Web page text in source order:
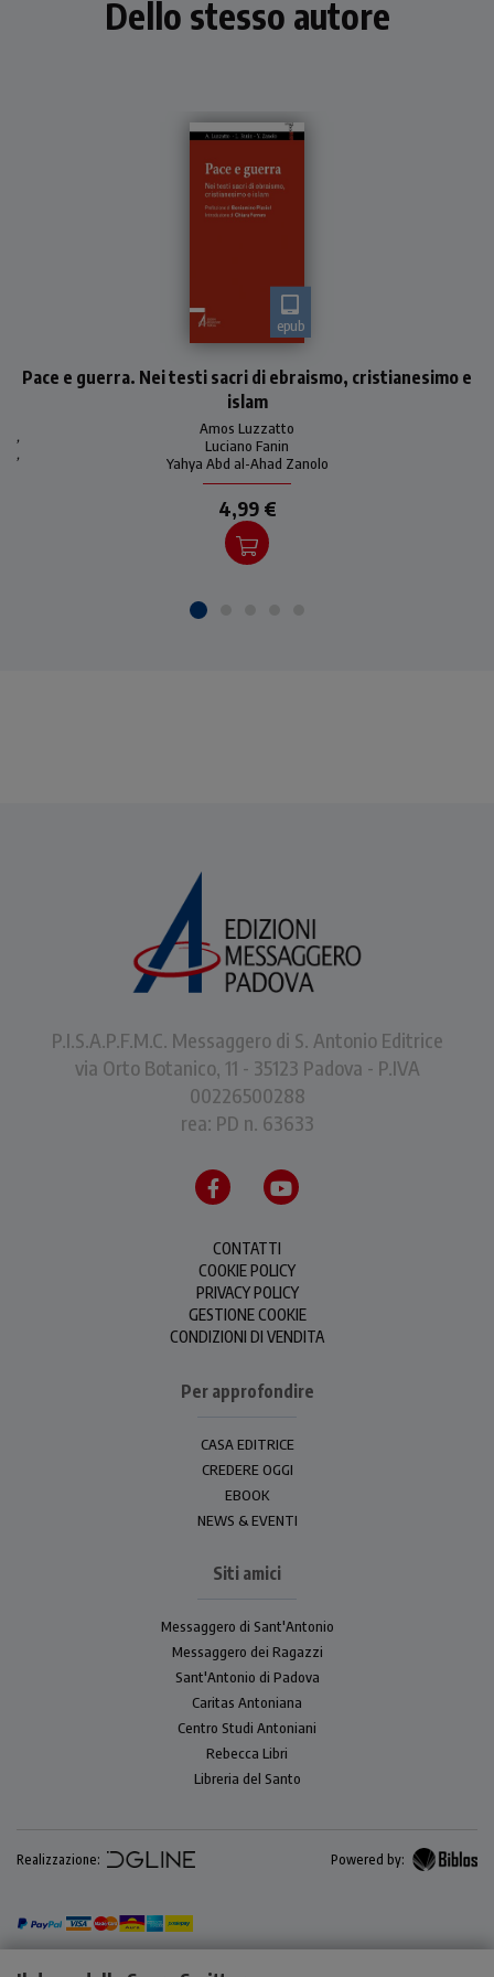
Dello stesso autore
epub
incessante che assilla
l'umanità
Amos Luzzatto
,
Luciano Fanin
,
Yahya Abd al-Ahad Zanolo
Pace e guerra. Nei testi sacri di ebraismo, cristianesimo e
islam
4,99 €
P.I.S.A.P.F.M.C. Messaggero di S. Antonio Editrice
via Orto Botanico, 11 - 35123 Padova - P.IVA
00226500288
rea: PD n. 63633
CONTATTI
COOKIE POLICY
PRIVACY POLICY
GESTIONE COOKIE
CONDIZIONI DI VENDITA
Per approfondire
CASA EDITRICE
CREDERE OGGI
EBOOK
NEWS & EVENTI
Siti amici
Messaggero di Sant'Antonio
Messaggero dei Ragazzi
Sant'Antonio di Padova
Caritas Antoniana
Centro Studi Antoniani
Rebecca Libri
Libreria del Santo
Realizzazione: Powered by: